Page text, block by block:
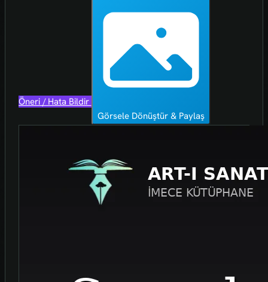
Öneri / Hata Bildir
Görsele Dönüştür & Paylaş